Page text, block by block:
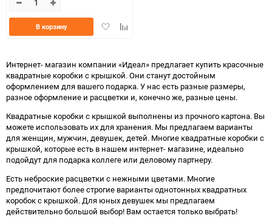
ДобавитьДобавить
В корзину
Интернет- магазин компании «Идеал» предлагает купить красочные
квадратные коробки с крышкой. Они станут достойным
оформлением для вашего подарка. У нас есть разные размеры,
разное оформление и расцветки и, конечно же, разные цены.
Квадратные коробки с крышкой выполнены из прочного картона. Вы
можете использовать их для хранения. Мы предлагаем варианты
для женщин, мужчин, девушек, детей. Многие квадратные коробки с
крышкой, которые есть в нашем интернет- магазине, идеально
подойдут для подарка коллеге или деловому партнеру.
Есть неброские расцветки с нежными цветами. Многие
предпочитают более строгие варианты однотонных квадратных
коробок с крышкой. Для юных девушек мы предлагаем
действительно большой выбор! Вам остается только выбрать!